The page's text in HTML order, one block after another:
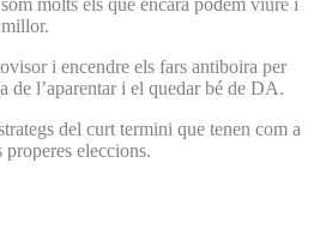
i encendre els fars antiboira per
de l’aparentar i el quedar bé de DA.
del curt termini que tenen com a
eleccions.